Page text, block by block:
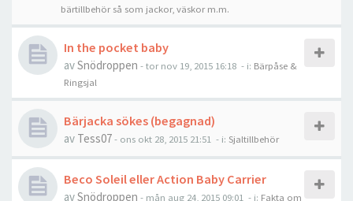
bärtillbehör så som jackor, väskor m.m.
In the pocket baby
avSnödroppen -tor nov 19, 2015 16:18 - i: Bärpåse &
Ringsjal
Bärjacka sökes (begagnad)
av Tess07- ons okt 28, 2015 21:51 - i: Sjaltillbehör
Beco Soleil eller Action Baby Carrier
avSnödroppen - mån aug 24, 2015 09:01 - i: Fakta om